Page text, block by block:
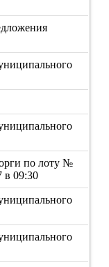
по лоту №
в 09:30